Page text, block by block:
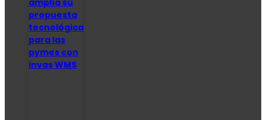
amplía su
propuesta
tecnológica
para las
pymes con
invas WMS